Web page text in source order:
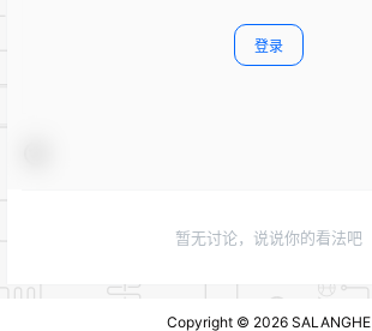
登录
暂无讨论，说说你的看法吧
Copyright © 2026 SALANGHE